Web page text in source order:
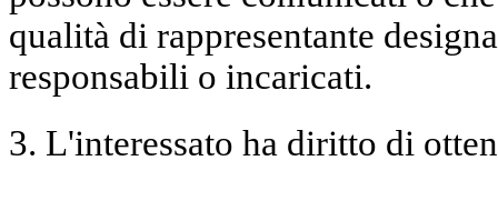
qualità di rappresentante
responsabili o incaricati.
3. L'interessato ha diritto di